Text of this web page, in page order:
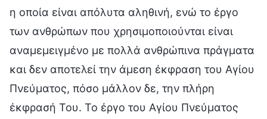
η οποία είναι απόλυτα αληθινή, ενώ το έργο
των ανθρώπων που χρησιμοποιούνται είναι
αναμεμειγμένο με πολλά ανθρώπινα πράγματα
και δεν αποτελεί την άμεση έκφραση του Αγίου
Πνεύματος, πόσο μάλλον δε, την πλήρη
έκφρασή Του. Το έργο του Αγίου Πνεύματος